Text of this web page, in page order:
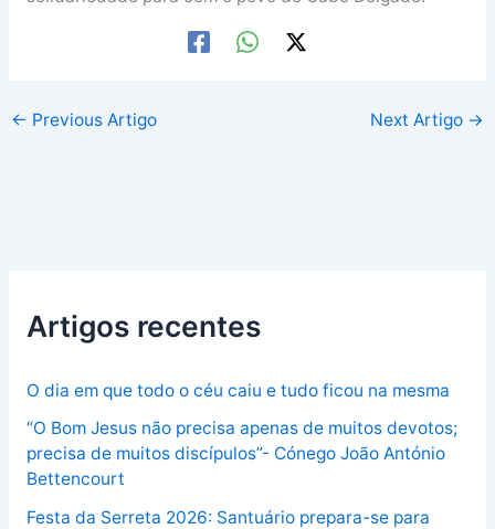
← Previous Artigo Next Artigo →
Artigos recentes
O dia em que todo o céu caiu e tudo ficou na mesma
“O Bom Jesus não precisa apenas de muitos devotos;
precisa de muitos discípulos”- Cónego João António
Bettencourt
Festa da Serreta 2026: Santuário prepara-se para